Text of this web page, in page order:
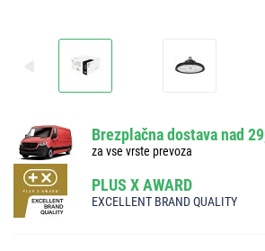
Brezplačna dostava nad
za vse vrste prevoza
PLUS X AWARD
EXCELLENT BRAND QUALITY